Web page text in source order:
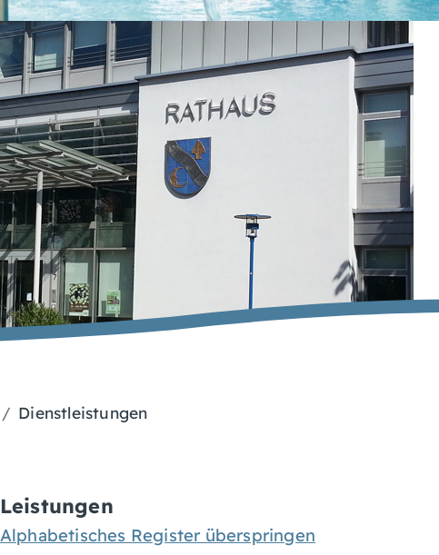
Dienstleistungen
Leistungen
Alphabetisches Register überspringen